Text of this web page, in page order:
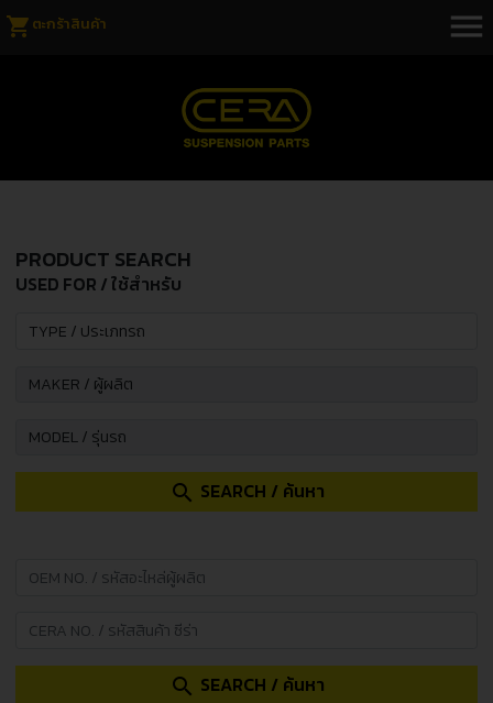
shopping_cart ตะกร้าสินค้า menu
PRODUCT SEARCH
USED FOR / ใช้สำหรับ
search SEARCH / ค้นหา
search SEARCH / ค้นหา